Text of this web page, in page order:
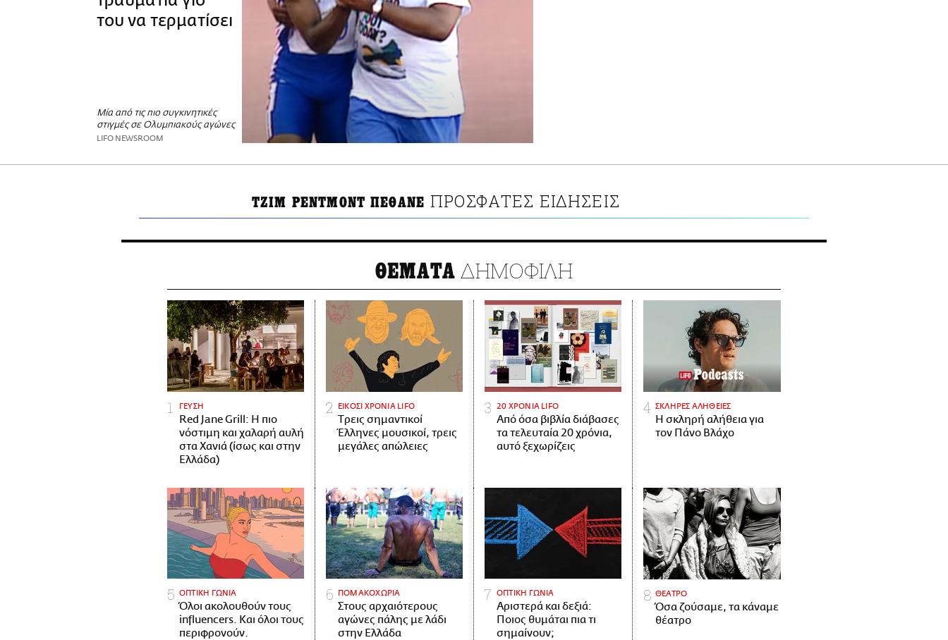
του να τερματίσει
Μία από τις πιο συγκινητικές
στιγμές σε Ολυμπιακούς αγώνες
LIFO NEWSROOM
ΤΖΙΜ ΡΕΝΤΜΟΝΤ ΠΕΘΑΝΕ ΠΡΟΣΦΑΤΕΣ ΕΙΔΗΣΕΙΣ
ΘΕΜΑΤΑ ΔΗΜΟΦΙΛΗ
ΓΕΥΣΗ
Red Jane Grill: Η πιο
νόστιμη και χαλαρή αυλή
στα Χανιά (ίσως και στην
Ελλάδα)
ΕΙΚΟΣΙ ΧΡΟΝΙΑ LIFO
Tρεις σημαντικοί
Έλληνες μουσικοί, τρεις
μεγάλες απώλειες
20 ΧΡΟΝΙΑ LIFO
Από όσα βιβλία διάβασες
τα τελευταία 20 χρόνια,
αυτό ξεχωρίζεις
ΣΚΛΗΡΕΣ ΑΛΗΘΕΙΕΣ
H σκληρή αλήθεια για
τον Πάνο Βλάχο
ΟΠΤΙΚΗ ΓΩΝΙΑ
Όλοι ακολουθούν τους
influencers. Και όλοι τους
περιφρονούν.
ΠΟΜΑΚΟΧΩΡΙΑ
Στους αρχαιότερους
αγώνες πάλης με λάδι
στην Ελλάδα
ΟΠΤΙΚΗ ΓΩΝΙΑ
Αριστερά και δεξιά:
Ποιος θυμάται πια τι
σημαίνουν;
ΘΕΑΤΡΟ
Όσα ζούσαμε, τα κάναμε
θέατρο